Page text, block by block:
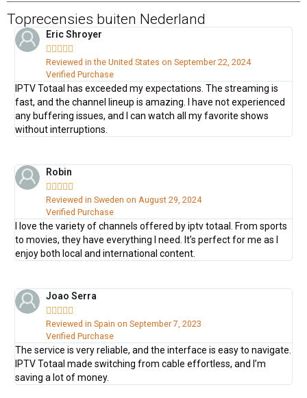
Toprecensies buiten Nederland
Eric Shroyer
    
Reviewed in the United States on September 22, 2024
Verified Purchase
IPTV Totaal has exceeded my expectations. The streaming is
fast, and the channel lineup is amazing. I have not experienced
any buffering issues, and I can watch all my favorite shows
without interruptions.
Robin
    
Reviewed in Sweden on August 29, 2024
Verified Purchase
I love the variety of channels offered by iptv totaal. From sports
to movies, they have everything I need. It’s perfect for me as I
enjoy both local and international content.
Joao Serra
    
Reviewed in Spain on September 7, 2023
Verified Purchase
The service is very reliable, and the interface is easy to navigate.
IPTV Totaal made switching from cable effortless, and I’m
saving a lot of money.